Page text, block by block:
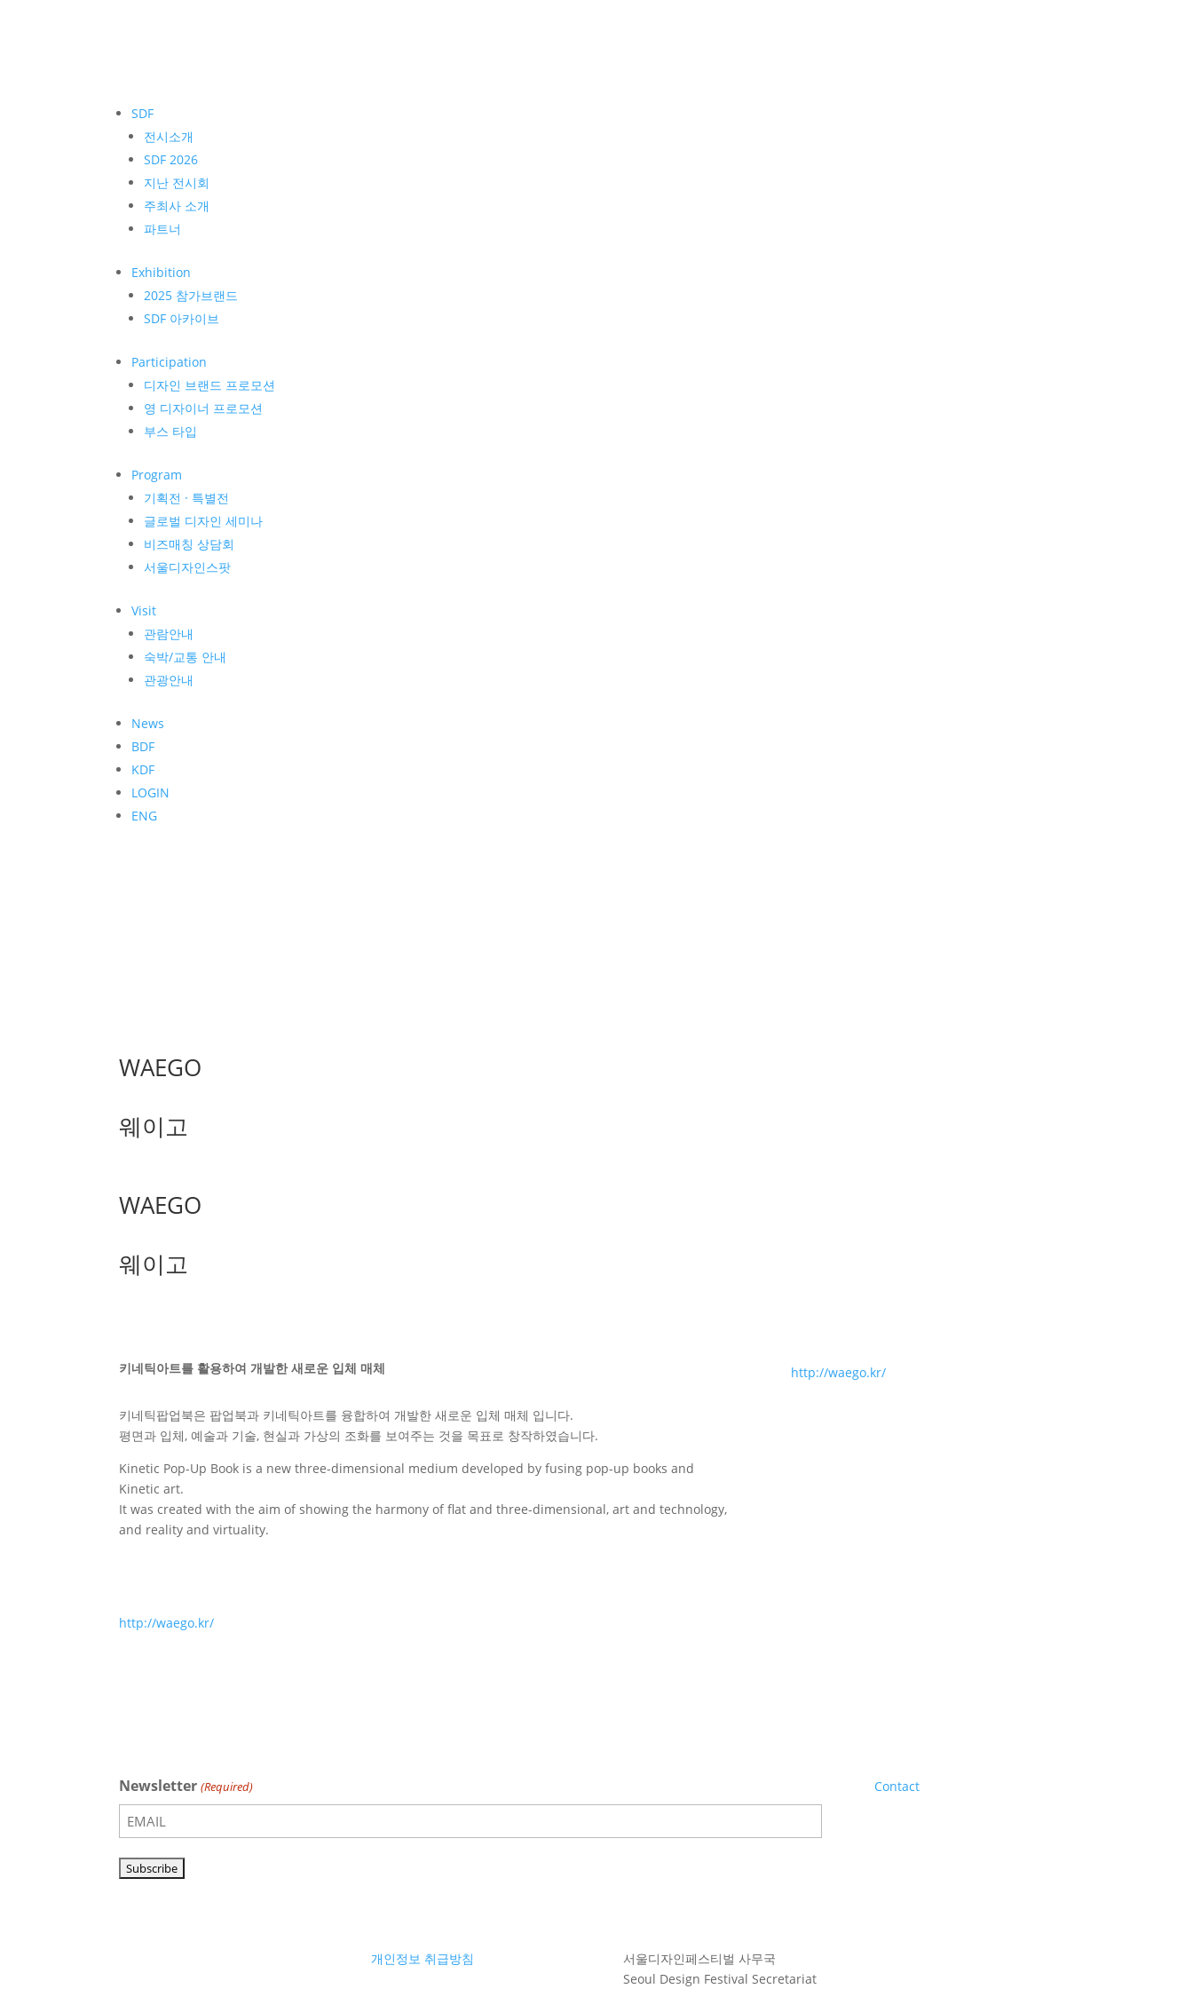
SDF
전시소개
SDF 2026
지난 전시회
주최사 소개
파트너
Exhibition
2025 참가브랜드
SDF 아카이브
Participation
디자인 브랜드 프로모션
영 디자이너 프로모션
부스 타입
Program
기획전 · 특별전
글로벌 디자인 세미나
비즈매칭 상담회
서울디자인스팟
Visit
관람안내
숙박/교통 안내
관광안내
News
BDF
KDF
LOGIN
ENG
WAEGO
웨이고
WAEGO
웨이고
키네틱아트를 활용하여 개발한 새로운 입체 매체
키네틱팝업북은 팝업북과 키네틱아트를 융합하여 개발한 새로운 입체 매체 입니다.
평면과 입체, 예술과 기술, 현실과 가상의 조화를 보여주는 것을 목표로 창작하였습니다.
Kinetic Pop-Up Book is a new three-dimensional medium developed by fusing pop-up books and
Kinetic art.
It was created with the aim of showing the harmony of flat and three-dimensional, art and technology,
and reality and virtuality.
http://waego.kr/
http://waego.kr/
Newsletter (Required) Contact
개인정보 취급방침
서울디자인페스티벌 사무국
Seoul Design Festival Secretariat